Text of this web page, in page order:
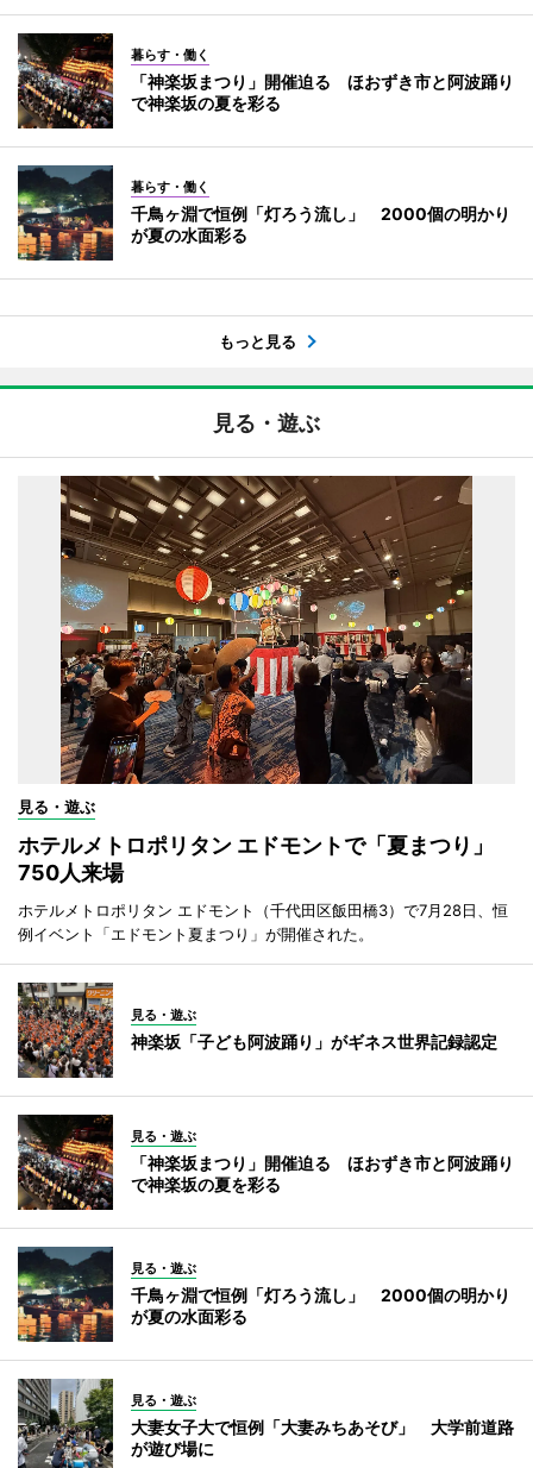
暮らす・働く
「神楽坂まつり」開催迫る ほおずき市と阿波踊り
で神楽坂の夏を彩る
暮らす・働く
千鳥ヶ淵で恒例「灯ろう流し」 2000個の明かり
が夏の水面彩る
もっと見る
見る・遊ぶ
見る・遊ぶ
ホテルメトロポリタン エドモントで「夏まつり」
750人来場
ホテルメトロポリタン エドモント（千代田区飯田橋3）で7月28日、恒
例イベント「エドモント夏まつり」が開催された。
見る・遊ぶ
神楽坂「子ども阿波踊り」がギネス世界記録認定
見る・遊ぶ
「神楽坂まつり」開催迫る ほおずき市と阿波踊り
で神楽坂の夏を彩る
見る・遊ぶ
千鳥ヶ淵で恒例「灯ろう流し」 2000個の明かり
が夏の水面彩る
見る・遊ぶ
大妻女子大で恒例「大妻みちあそび」 大学前道路
が遊び場に